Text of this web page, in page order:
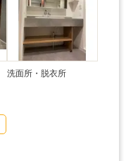
洗面所・脱衣所